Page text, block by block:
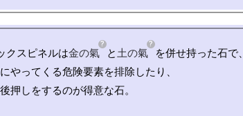
クスピネルは金の氣 と土の氣
を併せ持った石で、
やってくる危険要素を排除したり、
押しをするのが得意な石。